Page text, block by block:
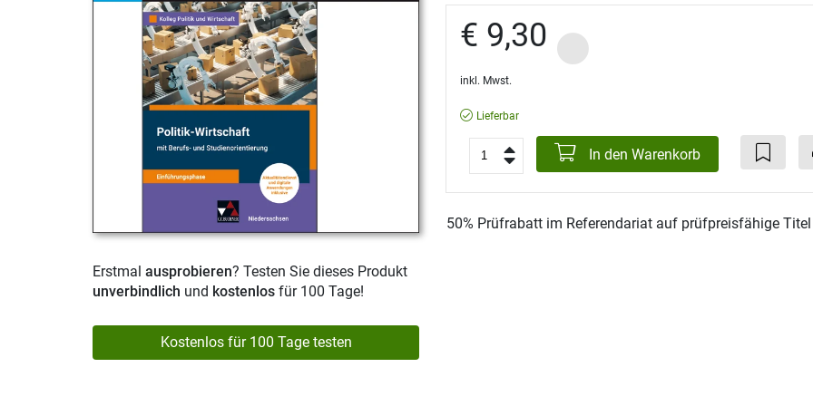
Erstmal ausprobieren? Testen Sie dieses Produkt
unverbindlich und kostenlos für 100 Tage!
Kostenlos für 100 Tage testen
€ 9,30
inkl. Mwst.
Lieferbar
In den Warenkorb
50% Prüfrabatt im Referendariat auf prüfpreisfähige